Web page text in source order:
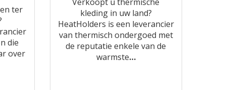
ter
die
over
kleding in uw land?
HeatHolders is een leverancier
van thermisch ondergoed met
de reputatie enkele van de
warmste…